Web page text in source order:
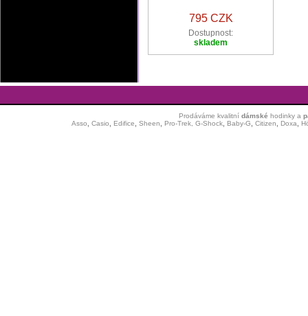
795 CZK
Dostupnost:
skladem
Prodáváme kvalitní dámské hodinkya
Asso
Casio Edifice Sheen Pro-Trek, G-Shock, Baby-G Citizen Doxa